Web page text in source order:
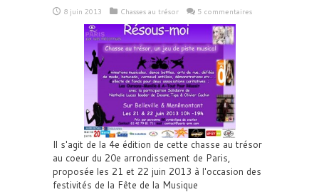
8 juin 2013 Chasses au trésor 5 commentaires
Il s'agit de la 4e édition de cette chasse au trésor
au coeur du 20e arrondissement de Paris,
proposée les 21 et 22 juin 2013 à l'occasion des
festivités de la Fête de la Musique